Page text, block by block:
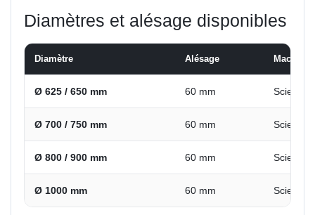
Diamètres et alésage disponibles
Diamètre Alésage Machine
Ø 625 / 650 mm 60 mm Scie sur
Ø 700 / 750 mm 60 mm Scie sur
Ø 800 / 900 mm 60 mm Scie sur
Ø 1000 mm 60 mm Scie sur